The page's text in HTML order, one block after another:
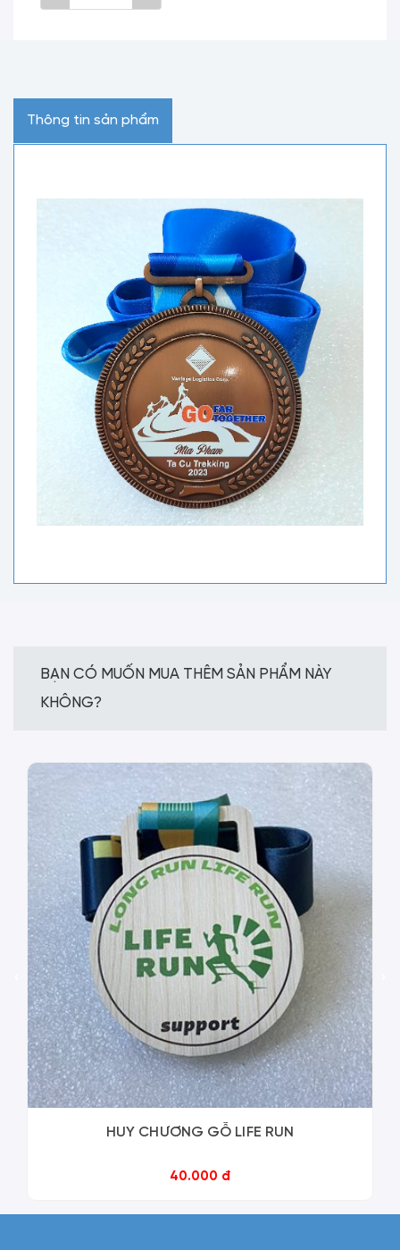
Thông tin sản phẩm
BẠN CÓ MUỐN MUA THÊM SẢN PHẨM NÀY
KHÔNG?
HUY CHƯƠNG GỖ LIFE RUN
40.000 đ